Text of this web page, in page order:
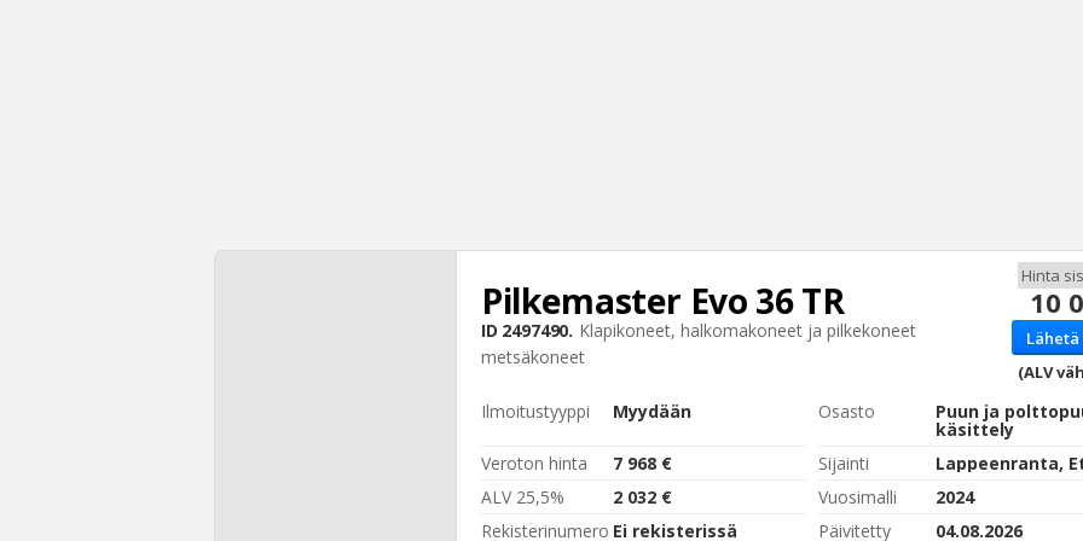
10
(ALV
Pilkemaster Evo 36 TR
ID 2497490. Klapikoneet, halkomakoneet ja pilkekoneet
metsäkoneet
Ilmoitustyyppi Myydään Osasto Puun ja
käsittely
Veroton hinta
7 968 € Sijainti
ALV 25,5%
2 032 € Vuosimalli
2024
Rekisterinumero Ei rekisterissä Päivitetty 04.08.2026